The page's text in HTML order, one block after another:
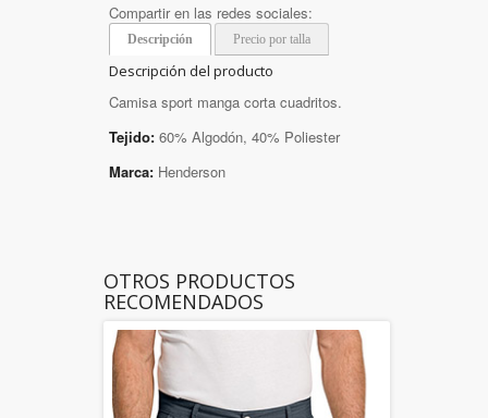
Compartir en las redes sociales:
Descripción Precio por talla
Descripción del producto
Camisa sport manga corta cuadritos.
Tejido: 60% Algodón, 40% Poliester
Marca: Henderson
OTROS PRODUCTOS
RECOMENDADOS